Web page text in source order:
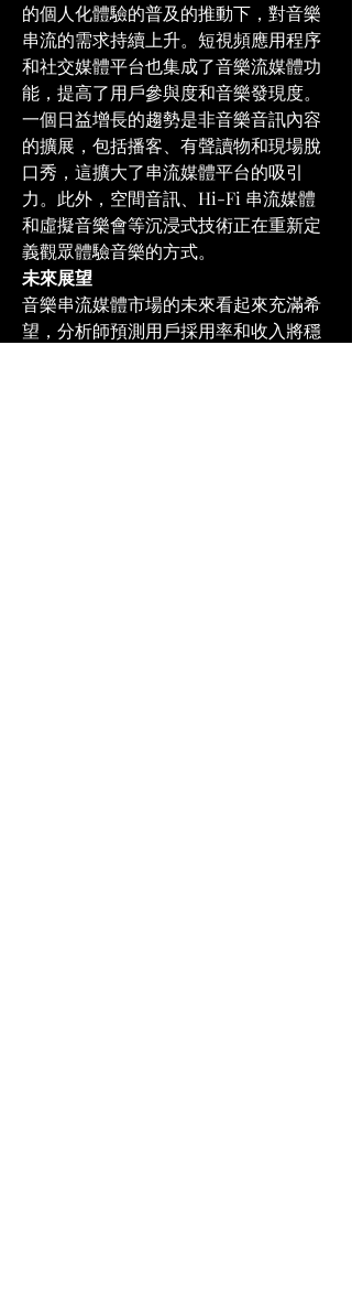
的個人化體驗的普及的推動下，對音樂
串流的需求持續上升。短視頻應用程序
和社交媒體平台也集成了音樂流媒體功
能，提高了用戶參與度和音樂發現度。
一個日益增長的趨勢是非音樂音訊內容
的擴展，包括播客、有聲讀物和現場脫
口秀，這擴大了串流媒體平台的吸引
力。此外，空間音訊、Hi-Fi 串流媒體
和虛擬音樂會等沉浸式技術正在重新定
義觀眾體驗音樂的方式。
未來展望
音樂串流媒體市場的未來看起來充滿希
望，分析師預測用戶採用率和收入將穩